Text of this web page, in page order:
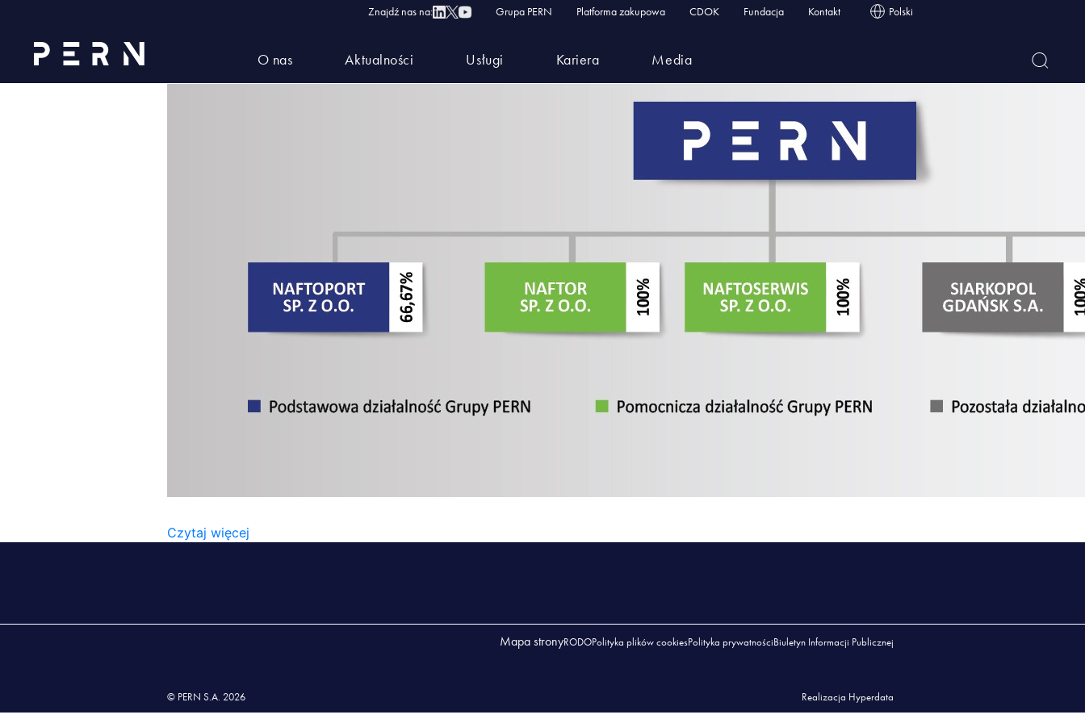
Znajdź nas na: Grupa PERN Platforma zakupowa CDOK Fundacja Kontakt Polski
O nas Aktualności Usługi Kariera Media
Czytaj więcej
Mapa stronyRODOPolityka plików cookiesPolityka prywatnościBiuletyn Informacji Publicznej
© PERN S.A. 2026 Realizacja Hyperdata